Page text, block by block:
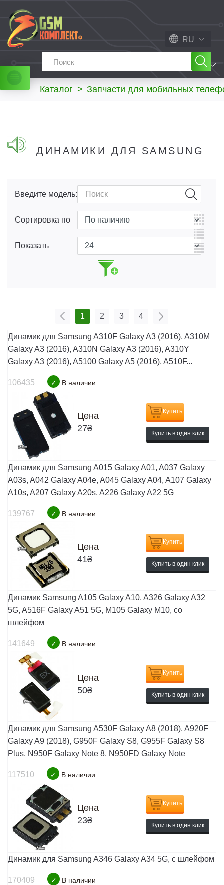
RU
МЕНЮ
Каталог > Запчасти для мобильных
ДИНАМИКИ ДЛЯ SAMSUNG
Введите модель:
Сортировка по
Показать
1 2 3 4
Динамик для Samsung A310F Galaxy A3 (2016), A310M
Galaxy A3 (2016), A310N Galaxy A3 (2016), A310Y
Galaxy A3 (2016), A5100 Galaxy A5 (2016), A510F...
106435 ✓ В наличии
Цена
27₴
Купить
Купить в один клик
Динамик для Samsung A015 Galaxy A01, A037 Galaxy
A03s, A042 Galaxy A04e, A045 Galaxy A04, A107 Galaxy
A10s, A207 Galaxy A20s, A226 Galaxy A22 5G
139767 ✓ В наличии
Цена
41₴
Купить
Купить в один клик
Динамик Samsung A105 Galaxy A10, A326 Galaxy A32
5G, A516F Galaxy A51 5G, M105 Galaxy M10, со
шлейфом
141649 ✓ В наличии
Цена
50₴
Купить
Купить в один клик
Динамик для Samsung A530F Galaxy A8 (2018), A920F
Galaxy A9 (2018), G950F Galaxy S8, G955F Galaxy S8
Plus, N950F Galaxy Note 8, N950FD Galaxy Note
117510 ✓ В наличии
Цена
23₴
Купить
Купить в один клик
Динамик для Samsung A346 Galaxy A34 5G, с шлейфом
170409 ✓ В наличии